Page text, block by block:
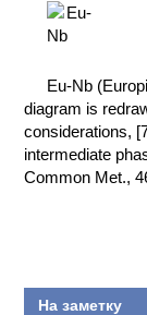
ХИМИЯ
И
Eu-Nb
diagram is
considerations,
intermediate
Common Met.,
На заметку